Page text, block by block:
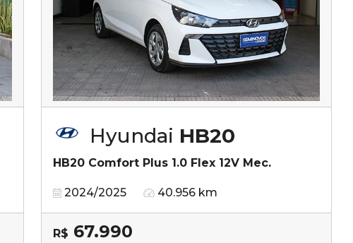
Hyundai HB20
HB20 Comfort Plus 1.0 Flex 12V Mec.
2024/2025 40.956 km
R$ 67.990